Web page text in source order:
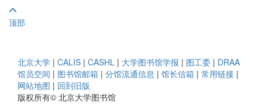
顶部
北京大学 | CALIS | CASHL | 大学图书馆学报 | 图工委 | DRAA
馆员空间 | 图书馆邮箱 | 分馆流通信息 | 馆长信箱 | 常用链接 |
网站地图 | 回到旧版
版权所有© 北京大学图书馆